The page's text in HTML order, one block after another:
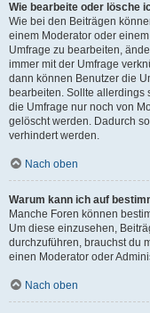
Wie bearbeite oder lösche
Wie bei den Beiträgen
einem Moderator oder
Umfrage zu bearbeiten,
immer mit der Umfrage
dann können Benutzer die
bearbeiten. Sollte allerdings
die Umfrage nur noch von
gelöscht werden. Dadurch
verhindert werden.
Nach oben
Warum kann ich auf
Manche Foren können
Um diese einzusehen,
durchzuführen, brauchst du
einen Moderator oder
Nach oben